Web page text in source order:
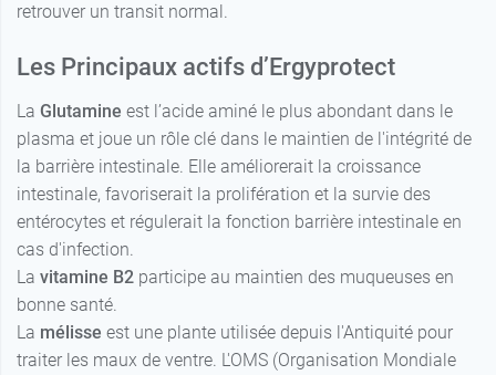
retrouver un transit normal.
Les Principaux actifs d’Ergyprotect
La Glutamine est l’acide aminé le plus abondant dans le
plasma et joue un rôle clé dans le maintien de l'intégrité de
la barrière intestinale. Elle améliorerait la croissance
intestinale, favoriserait la prolifération et la survie des
entérocytes et régulerait la fonction barrière intestinale en
cas d'infection.
La vitamine B2 participe au maintien des muqueuses en
bonne santé.
La mélisse est une plante utilisée depuis l'Antiquité pour
traiter les maux de ventre. L'OMS (Organisation Mondiale